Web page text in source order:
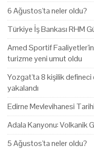
6 Ağustos'ta neler oldu?
Türkiye İş Bankası RHM
Amed Sportif
turizme yeni umut oldu
Yozgat'ta 8 kişilik defineci
yakalandı
Edirne Mevlevihanesi
Adala Kanyonu: Volkanik
5 Ağustos'ta neler oldu?